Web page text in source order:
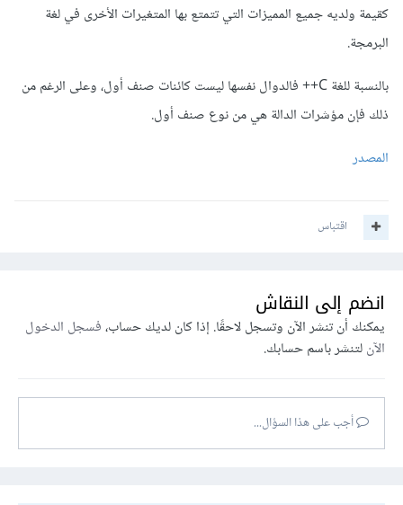
كقيمة ولديه جميع المميزات التي تتمتع بها المتغيرات الأخرى في لغة
البرمجة.
بالنسبة للغة C++ فالدوال نفسها ليست كائنات صنف أول، وعلى الرغم من
ذلك فإن مؤشرات الدالة هي من نوع صنف أول.
المصدر
اقتباس
انضم إلى النقاش
يمكنك أن تنشر الآن وتسجل لاحقًا. إذا كان لديك حساب،فسجل الدخول
الآنلتنشر باسم حسابك.
أجب على هذا السؤال...